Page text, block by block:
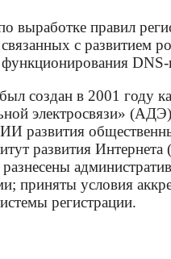
выработке правил
с развитием
создан в 2001 году
электросвязи»
развития
развития Интернета
приняты условия
регистрации.